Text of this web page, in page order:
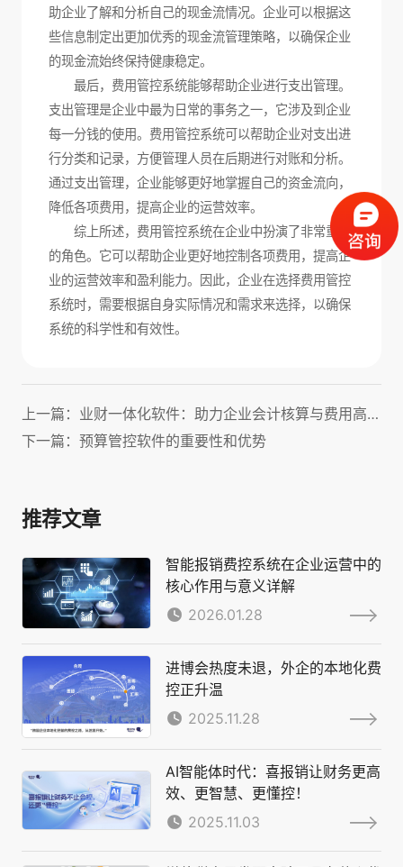
助企业了解和分析自己的现金流情况。企业可以根据这
些信息制定出更加优秀的现金流管理策略，以确保企业
的现金流始终保持健康稳定。
最后，费用管控系统能够帮助企业进行支出管理。
支出管理是企业中最为日常的事务之一，它涉及到企业
每一分钱的使用。费用管控系统可以帮助企业对支出进
行分类和记录，方便管理人员在后期进行对账和分析。
通过支出管理，企业能够更好地掌握自己的资金流向，
降低各项费用，提高企业的运营效率。
综上所述，费用管控系统在企业中扮演了非常重要
的角色。它可以帮助企业更好地控制各项费用，提高企
业的运营效率和盈利能力。因此，企业在选择费用管控
系统时，需要根据自身实际情况和需求来选择，以确保
系统的科学性和有效性。
上一篇：业财一体化软件：助力企业会计核算与费用高效管理！
下一篇：预算管控软件的重要性和优势
推荐文章
智能报销费控系统在企业运营中的
核心作用与意义详解
2026.01.28
进博会热度未退，外企的本地化费
控正升温
2025.11.28
AI智能体时代：喜报销让财务更高
效、更智慧、更懂控！
2025.11.03